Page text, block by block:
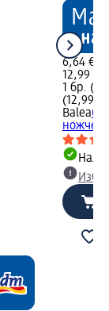
6,64 €
12,99 лв.
1 бр.
(12,99
Balea